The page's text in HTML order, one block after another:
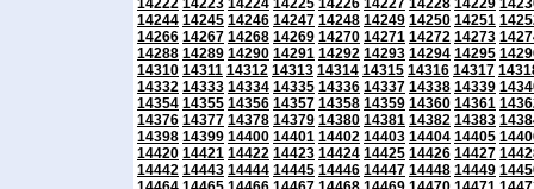
14222 14223 14224 14225 14226 14227 14228 14229
14244 14245 14246 14247 14248 14249 14250 14251
14266 14267 14268 14269 14270 14271 14272 14273
14288 14289 14290 14291 14292 14293 14294 14295
14310 14311 14312 14313 14314 14315 14316 14317
14332 14333 14334 14335 14336 14337 14338 14339
14354 14355 14356 14357 14358 14359 14360 14361
14376 14377 14378 14379 14380 14381 14382 14383
14398 14399 14400 14401 14402 14403 14404 14405
14420 14421 14422 14423 14424 14425 14426 14427
14442 14443 14444 14445 14446 14447 14448 14449